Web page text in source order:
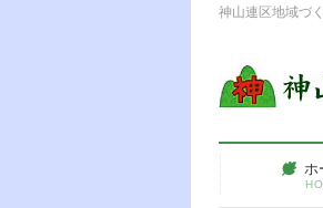
神山連区地域づ
ホ